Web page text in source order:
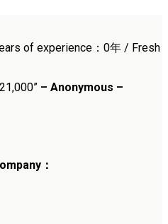
of experience：0年 / Fresh
– Anonymous –
：